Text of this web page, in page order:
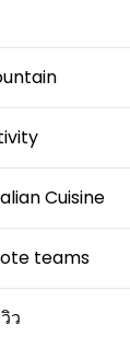
Cuisine
teams
ว